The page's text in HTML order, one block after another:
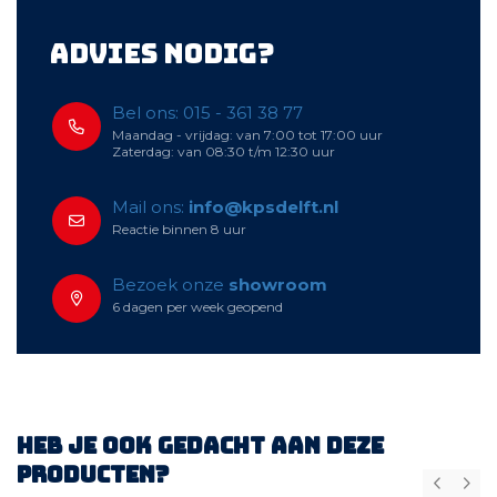
Advies nodig?
Bel ons: 015 - 361 38 77
Maandag - vrijdag: van 7:00 tot 17:00 uur
Zaterdag: van 08:30 t/m 12:30 uur
Mail ons: info@kpsdelft.nl
Reactie binnen 8 uur
Bezoek onze showroom
6 dagen per week geopend
Heb je ook gedacht aan deze
producten?